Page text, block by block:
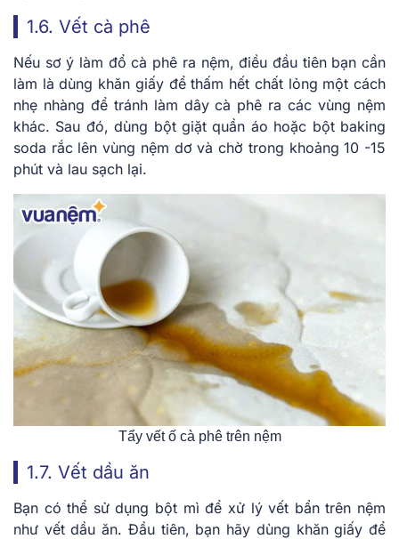
1.6. Vết cà phê
Nếu sơ ý làm đổ cà phê ra nệm, điều đầu tiên bạn cần
làm là dùng khăn giấy để thấm hết chất lỏng một cách
nhẹ nhàng để tránh làm dây cà phê ra các vùng nệm
khác. Sau đó, dùng bột giặt quần áo hoặc bột baking
soda rắc lên vùng nệm dơ và chờ trong khoảng 10 -15
phút và lau sạch lại.
Tẩy vết ố cà phê trên nệm
1.7. Vết dầu ăn
Bạn có thể sử dụng bột mì để xử lý vết bẩn trên nệm
như vết dầu ăn. Đầu tiên, bạn hãy dùng khăn giấy để